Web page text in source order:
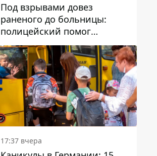
Под взрывами довез
раненого до больницы:
полицейский помог
пострадавшему после атаки
на Каменский район
17:37 вчера